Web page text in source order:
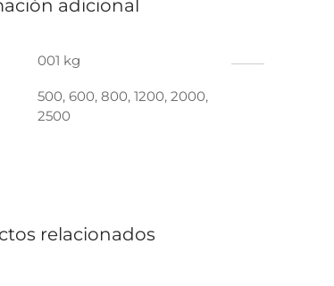
adicional
001 kg
500, 600, 800, 1200, 2000,
2500
relacionados